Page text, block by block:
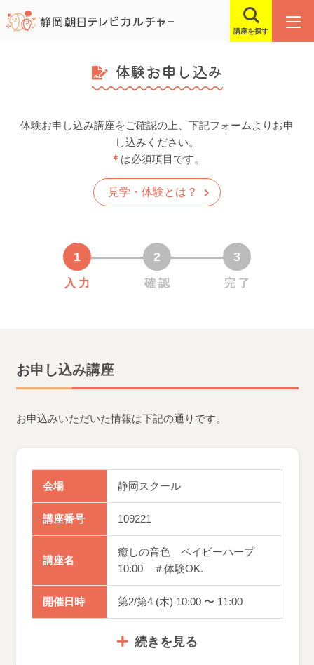
講座を探す
体験お申し込み
体験お申し込み講座をご確認の上、下記フォームよりお申
し込みください。
＊ は必須項目です。
見学・体験とは？
入 力 確 認 完 了
お申し込み講座
お申込みいただいた情報は下記の通りです。
会場 静岡スクール
講座番号 109221
講座名
癒しの音色 ベイビーハープ
10:00 ＃体験OK.
開催日時 第2/第4 (木) 10:00 〜 11:00
続きを見る